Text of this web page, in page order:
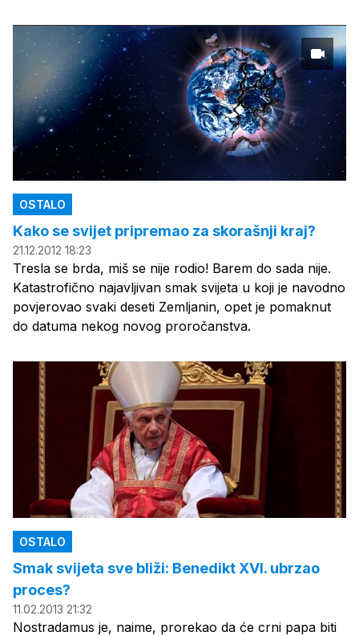
OSTALO
Kako se svijet pripremao za skorašnji kraj?
21.12.2012 18:23
Tresla se brda, miš se nije rodio! Barem do sada nije.
Katastrofično najavljivan smak svijeta u koji je navodno
povjerovao svaki deseti Zemljanin, opet je pomaknut
do datuma nekog novog proročanstva.
OSTALO
Smak svijeta sve bliži: Benedikt XVI. ubrzao
proces?
11.02.2013 21:32
Nostradamus je, naime, prorekao da će crni papa biti